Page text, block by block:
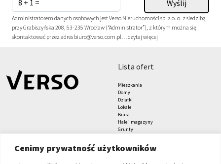
Cenimy prywatność użytkowników
Administratorem danych osobowych jest Verso Nieruchomości sp. z o. o. z siedzibą
przy Grabiszyńska 208, 53-235 Wrocław (“Administrator”), z którym można się
skontaktować przez adres biuro@verso.com.pl… czytaj więcej
lista ofert
Mieszkania
Domy
Działki
Lokale
Biura
Hale i magazyny
Grunty